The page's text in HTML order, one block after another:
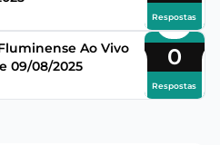
Respostas
Ao Vivo
09/08/2025
0
Respostas